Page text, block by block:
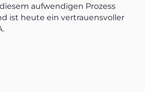
aufwendigen Prozess
ist heute ein vertrauensvoller